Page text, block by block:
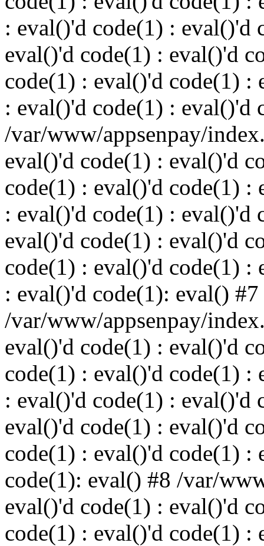
: eval()'d code(1) : eval()'d
eval()'d code(1) : eval()'d
code(1) : eval()'d code(1) :
: eval()'d code(1) : eval()'d
/var/www/appsenpay/
eval()'d code(1) : eval()'d
code(1) : eval()'d code(1) :
: eval()'d code(1) : eval()'d
eval()'d code(1) : eval()'d
code(1) : eval()'d code(1) :
: eval()'d code(1): eval() #7
/var/www/appsenpay/
eval()'d code(1) : eval()'d
code(1) : eval()'d code(1) :
: eval()'d code(1) : eval()'d
eval()'d code(1) : eval()'d
code(1) : eval()'d code(1) :
code(1): eval() #8 /var/
eval()'d code(1) : eval()'d
code(1) : eval()'d code(1) :